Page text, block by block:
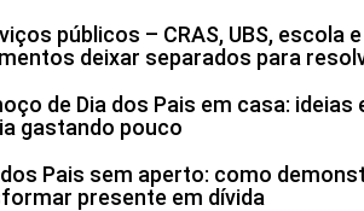
públicos – CRAS, UBS, escola
deixar separados para
de Dia dos Pais em casa:
gastando pouco
dos Pais sem aperto: como
presente em dívida